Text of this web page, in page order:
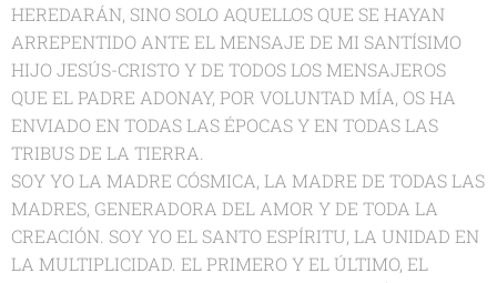
HEREDARÁN, SINO SOLO AQUELLOS QUE SE HAYAN
ARREPENTIDO ANTE EL MENSAJE DE MI SANTÍSIMO
HIJO JESÚS-CRISTO Y DE TODOS LOS MENSAJEROS
QUE EL PADRE ADONAY, POR VOLUNTAD MÍA, OS HA
ENVIADO EN TODAS LAS ÉPOCAS Y EN TODAS LAS
TRIBUS DE LA TIERRA.
SOY YO LA MADRE CÓSMICA, LA MADRE DE TODAS LAS
MADRES, GENERADORA DEL AMOR Y DE TODA LA
CREACIÓN. SOY YO EL SANTO ESPÍRITU, LA UNIDAD EN
LA MULTIPLICIDAD. EL PRIMERO Y EL ÚLTIMO, EL